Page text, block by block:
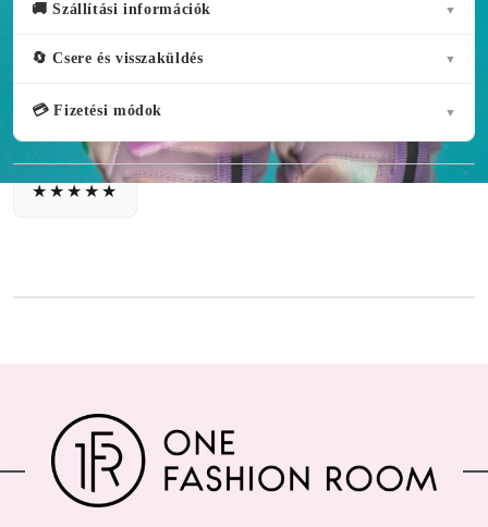
🚚 Szállítási információk ▼
🔄 Csere és visszaküldés ▼
💳 Fizetési módok ▼